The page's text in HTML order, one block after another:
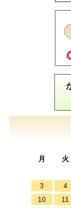
月
火
3
4
10
11